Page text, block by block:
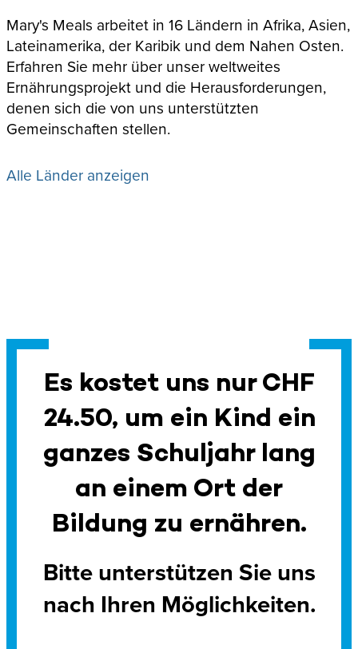
Mary's Meals arbeitet in 16 Ländern in Afrika, Asien,
Lateinamerika, der Karibik und dem Nahen Osten.
Erfahren Sie mehr über unser weltweites
Ernährungsprojekt und die Herausforderungen,
denen sich die von uns unterstützten
Gemeinschaften stellen.
Alle Länder anzeigen
Es kostet uns nur CHF
24.50, um ein Kind ein
ganzes Schuljahr lang
an einem Ort der
Bildung zu ernähren.
Bitte unterstützen Sie uns
nach Ihren Möglichkeiten.